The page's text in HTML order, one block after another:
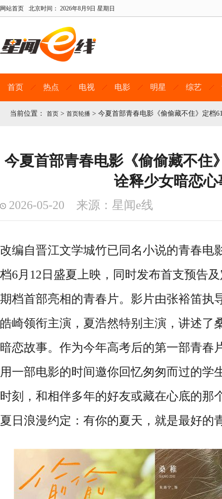
网站首页 北京时间： 2026年8月9日 星期日
首页 热点 电视 电影 明星 综艺
当前位置： 首页 > 首页轮播 > 今夏首部青春电影《偷偷藏不住》定档
今夏首部青春电影《偷偷藏不住
诠释少女暗恋心
2026-05-20 来源：星闻e线
改编自晋江文学城竹已同名小说的青春电
档6月12日盛夏上映，同时发布首支预告
期档首部亮相的青春片。影片由张裕笛执
皓崎领衔主演，夏浩然特别主演，讲述了
暗恋故事。作为今年高考后的第一部青春
用一部电影的时间邀你回忆匆匆而过的学
时刻，和相伴多年的好友或藏在心底的那
夏日浪漫约定：有你的夏天，就是最好的